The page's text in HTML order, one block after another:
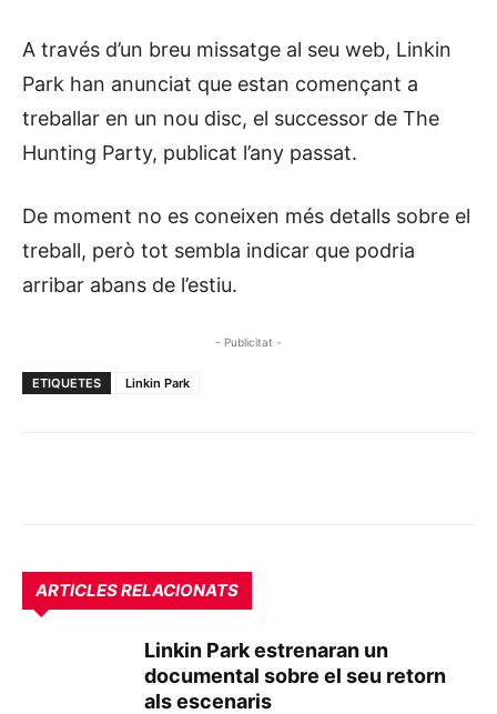
A través d’un breu missatge al seu web, Linkin
Park han anunciat que estan començant a
treballar en un nou disc, el successor de The
Hunting Party, publicat l’any passat.
De moment no es coneixen més detalls sobre el
treball, però tot sembla indicar que podria
arribar abans de l’estiu.
- Publicitat -
ETIQUETES Linkin Park
ARTICLES RELACIONATS
Linkin Park estrenaran un
documental sobre el seu retorn
als escenaris